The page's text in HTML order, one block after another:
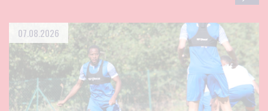
07.08.2026